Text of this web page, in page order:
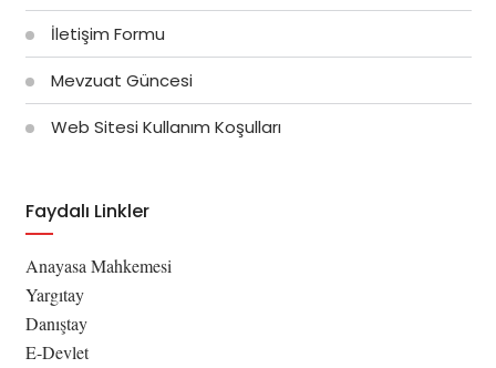
İletişim Formu
Mevzuat Güncesi
Web Sitesi Kullanım Koşulları
Faydalı Linkler
Anayasa Mahkemesi
Yargıtay
Danıştay
E-Devlet